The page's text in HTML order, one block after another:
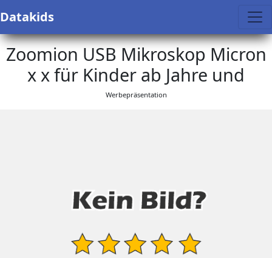
Datakids
Zoomion USB Mikroskop Micron
x x für Kinder ab Jahre und
Werbepräsentation